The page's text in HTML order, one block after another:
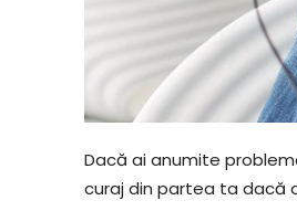
Dacă ai anumite
curaj din partea ta dacă